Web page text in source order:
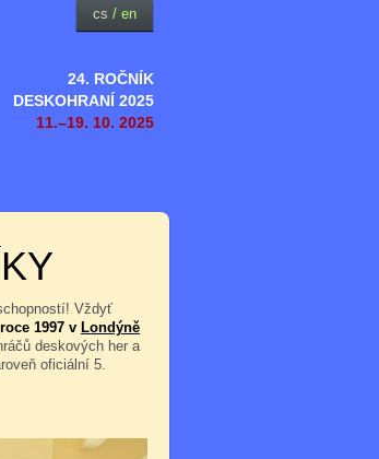
24. ROČNÍK
DESKOHRANÍ 2025
11.–19. 10. 2025
cs / en
Vždyť
1997 v Londýně
deskových her a
oficiální 5.